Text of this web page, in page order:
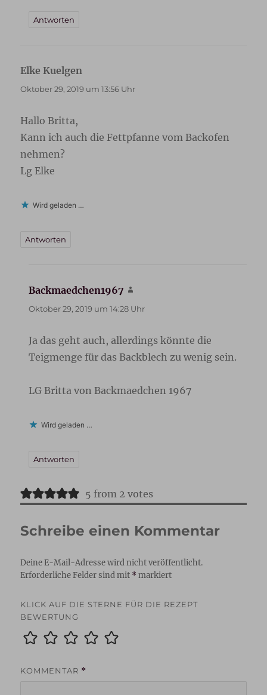
Antworten
Elke Kuelgen
Oktober 29, 2019 um 13:56 Uhr
Hallo Britta,
Kann ich auch die Fettpfanne vom Backofen
nehmen?
Lg Elke
Wird geladen …
Antworten
Backmaedchen1967
Oktober 29, 2019 um 14:28 Uhr
Ja das geht auch, allerdings könnte die
Teigmenge für das Backblech zu wenig sein.
LG Britta von Backmaedchen 1967
Wird geladen …
Antworten
5 from 2 votes
Schreibe einen Kommentar
Deine E-Mail-Adresse wird nicht veröffentlicht.
Erforderliche Felder sind mit *markiert
KLICK AUF DIE STERNE FÜR DIE REZEPT
BEWERTUNG
KOMMENTAR *